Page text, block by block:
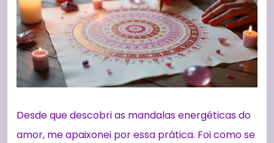
Desde que descobri as mandalas energéticas do
amor, me apaixonei por essa prática. Foi como se